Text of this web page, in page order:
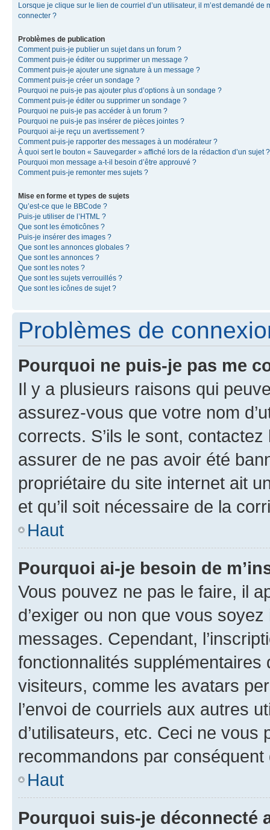
Lorsque je clique sur le lien de courriel d’un utilisateur, il m’est demandé de
connecter ?
Problèmes de publication
Comment puis-je publier un sujet dans un forum ?
Comment puis-je éditer ou supprimer un message ?
Comment puis-je ajouter une signature à un message ?
Comment puis-je créer un sondage ?
Pourquoi ne puis-je pas ajouter plus d’options à un sondage ?
Comment puis-je éditer ou supprimer un sondage ?
Pourquoi ne puis-je pas accéder à un forum ?
Pourquoi ne puis-je pas insérer de pièces jointes ?
Pourquoi ai-je reçu un avertissement ?
Comment puis-je rapporter des messages à un modérateur ?
À quoi sert le bouton « Sauvegarder » affiché lors de la rédaction d’un sujet ?
Pourquoi mon message a-t-il besoin d’être approuvé ?
Comment puis-je remonter mes sujets ?
Mise en forme et types de sujets
Qu’est-ce que le BBCode ?
Puis-je utiliser de l’HTML ?
Que sont les émoticônes ?
Puis-je insérer des images ?
Que sont les annonces globales ?
Que sont les annonces ?
Que sont les notes ?
Que sont les sujets verrouillés ?
Que sont les icônes de sujet ?
Problèmes de
Pourquoi ne puis-je pas me
Il y a plusieurs raisons qui
assurez-vous que votre nom
corrects. S’ils le sont,
assurer de ne pas avoir été
propriétaire du site internet ait
et qu’il soit nécessaire de la
Haut
Pourquoi ai-je besoin de
Vous pouvez ne pas le faire, il
d’exiger ou non que vous
messages. Cependant,
fonctionnalités
visiteurs, comme les avatars
l’envoi de courriels aux autres
d’utilisateurs, etc. Ceci ne vous
recommandons par conséquent
Haut
Pourquoi suis-je déconnecté